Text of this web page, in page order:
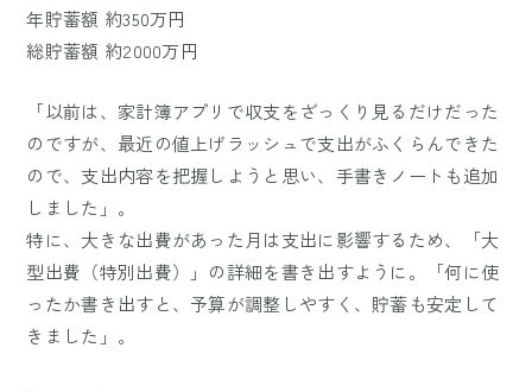
年貯蓄額 約350万円
総貯蓄額 約2000万円
「以前は、家計簿アプリで収支をざっくり見るだけだった
のですが、最近の値上げラッシュで支出がふくらんできた
ので、支出内容を把握しようと思い、手書きノートも追加
しました」。
特に、大きな出費があった月は支出に影響するため、「大
型出費（特別出費）」の詳細を書き出すように。「何に使
ったか書き出すと、予算が調整しやすく、貯蓄も安定して
きました」。